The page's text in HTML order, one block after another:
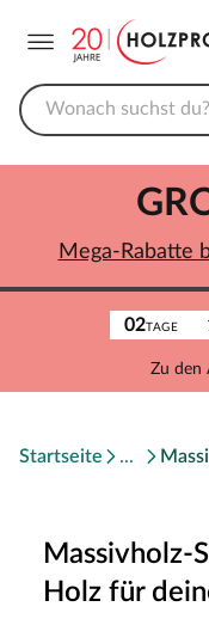
02TAGE
Zu den
Mega-Rabatte
Startseite
Massivholz-
Holz für